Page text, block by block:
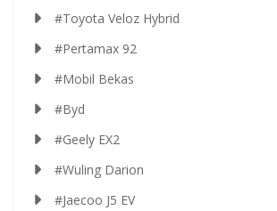
#Toyota Veloz Hybrid
#Pertamax 92
#Mobil Bekas
#Byd
#Geely EX2
#Wuling Darion
#Jaecoo J5 EV